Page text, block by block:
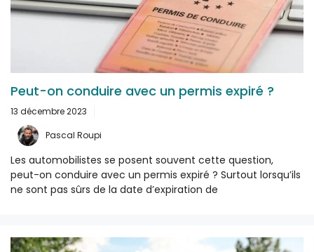
Peut-on conduire avec un permis expiré ?
13 décembre 2023
Pascal Roupi
Les automobilistes se posent souvent cette question,
peut-on conduire avec un permis expiré ? Surtout lorsqu’ils
ne sont pas sûrs de la date d’expiration de